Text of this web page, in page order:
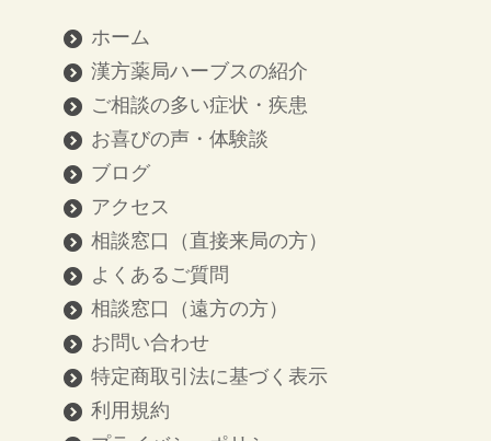
ホーム
漢方薬局ハーブスの紹介
ご相談の多い症状・疾患
お喜びの声・体験談
ブログ
アクセス
相談窓口（直接来局の方）
よくあるご質問
相談窓口（遠方の方）
お問い合わせ
特定商取引法に基づく表示
利用規約